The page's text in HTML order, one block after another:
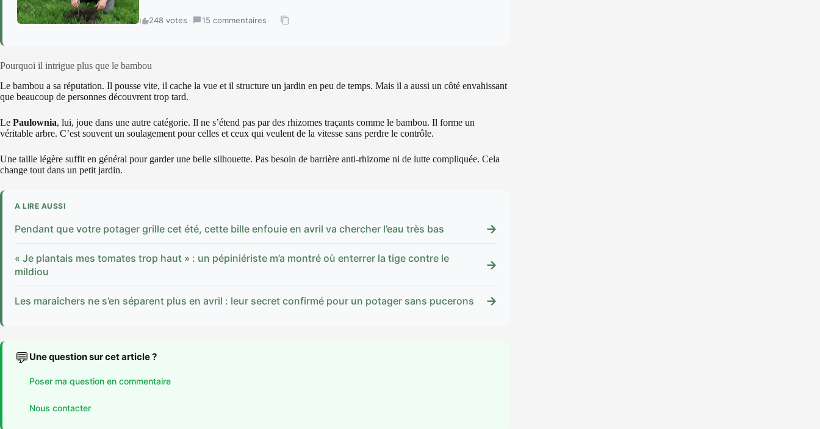
248 votes · 15 commentaires ·
Pourquoi il intrigue plus que le bambou
Le bambou a sa réputation. Il pousse vite, il cache la vue et il structure un jardin en peu de temps. Mais il a aussi un côté envahissant
que beaucoup de personnes découvrent trop tard.
Le Paulownia, lui, joue dans une autre catégorie. Il ne s’étend pas par des rhizomes traçants comme le bambou. Il forme un
véritable arbre. C’est souvent un soulagement pour celles et ceux qui veulent de la vitesse sans perdre le contrôle.
Une taille légère suffit en général pour garder une belle silhouette. Pas besoin de barrière anti-rhizome ni de lutte compliquée. Cela
change tout dans un petit jardin.
A LIRE AUSSI
Pendant que votre potager grille cet été, cette bille enfouie en avril va chercher l’eau très bas →
« Je plantais mes tomates trop haut » : un pépiniériste m’a montré où enterrer la tige contre le
mildiou
→
Les maraîchers ne s’en séparent plus en avril : leur secret confirmé pour un potager sans pucerons →
💬 Une question sur cet article ?
Poser ma question en commentaire
Nous contacter